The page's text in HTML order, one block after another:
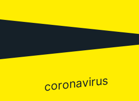
coronavirus